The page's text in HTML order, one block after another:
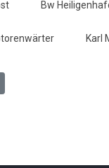
Bw
Karl
auch auf
Beitrag: Brückenbau